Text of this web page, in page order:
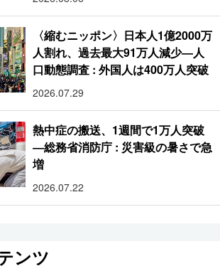
〈縮むニッポン〉日本人1億2000万
人割れ、過去最大91万人減少―人
口動態調査 : 外国人は400万人突破
2026.07.29
熱中症の搬送、1週間で1万人突破
―総務省消防庁 : 災害級の暑さで急
増
2026.07.22
ンツ